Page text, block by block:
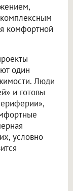
комфортной
один
Люди
и готовы
условно